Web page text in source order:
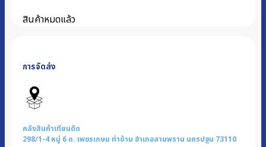
สินค้าหมดแล้ว
การจัดส่ง
คลังสินค้าเทียนดัด
298/1-4 หมู่ 6 ถ. เพชรเกษม ท่าข้าม อำเภอสามพราน นครปฐม 73110